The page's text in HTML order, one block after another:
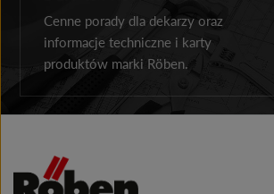
Cenne porady dla dekarzy oraz
informacje techniczne i karty
produktów marki Röben.